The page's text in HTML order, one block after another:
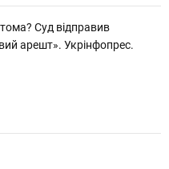
Суд відправив
арешт». Укрінфопрес.